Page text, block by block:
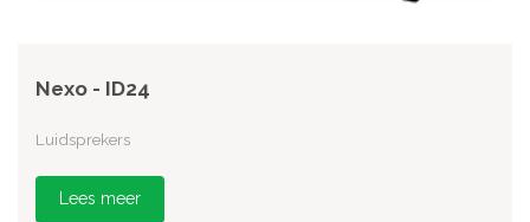
Nexo - ID24
Luidsprekers
Lees meer